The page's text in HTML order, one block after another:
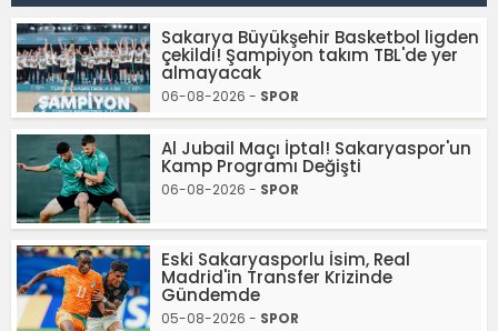
Sakarya Büyükşehir Basketbol ligden
çekildi! Şampiyon takım TBL'de yer
almayacak
06-08-2026 - SPOR
Al Jubail Maçı İptal! Sakaryaspor'un
Kamp Programı Değişti
06-08-2026 - SPOR
Eski Sakaryasporlu İsim, Real
Madrid'in Transfer Krizinde
Gündemde
05-08-2026 - SPOR